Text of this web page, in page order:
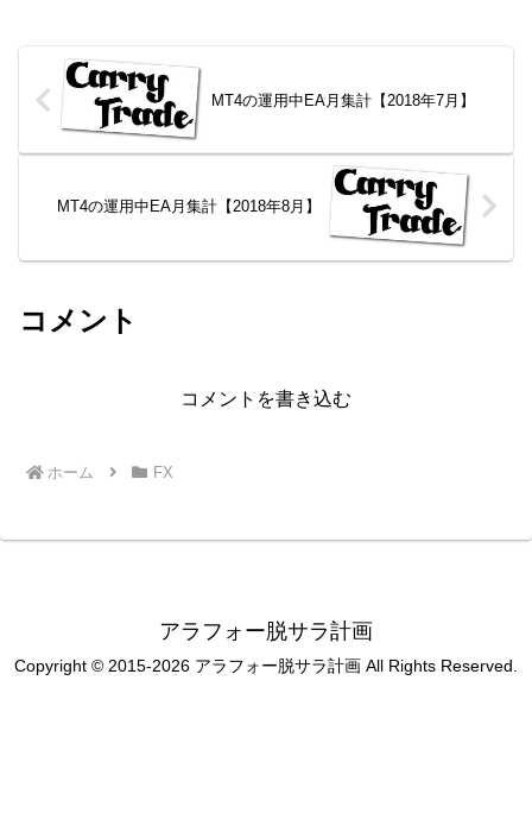
MT4の運用中EA月集計【2018年7月】
MT4の運用中EA月集計【2018年8月】
コメント
コメントを書き込む
ホーム FX
アラフォー脱サラ計画
Copyright © 2015-2026 アラフォー脱サラ計画 All Rights Reserved.